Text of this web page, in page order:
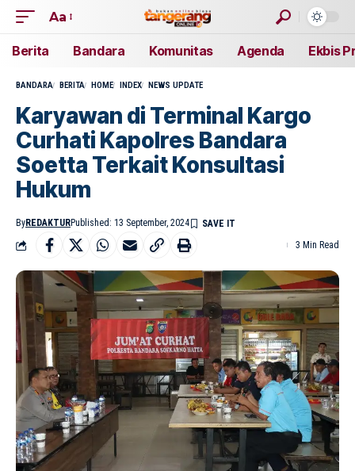
Aa
Berita Bandara Komunitas Agenda Ekbis
BANDARA BERITA HOME INDEX NEWS UPDATE
Karyawan di Terminal Kargo
Curhati Kapolres Bandara
Soetta Terkait Konsultasi
Hukum
ByREDAKTURPublished: 13 September, 2024
3 Min Read